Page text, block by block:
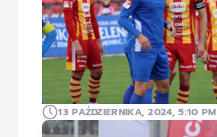
13 PAŹDZIERNIKA, 2024, 5:10 PM